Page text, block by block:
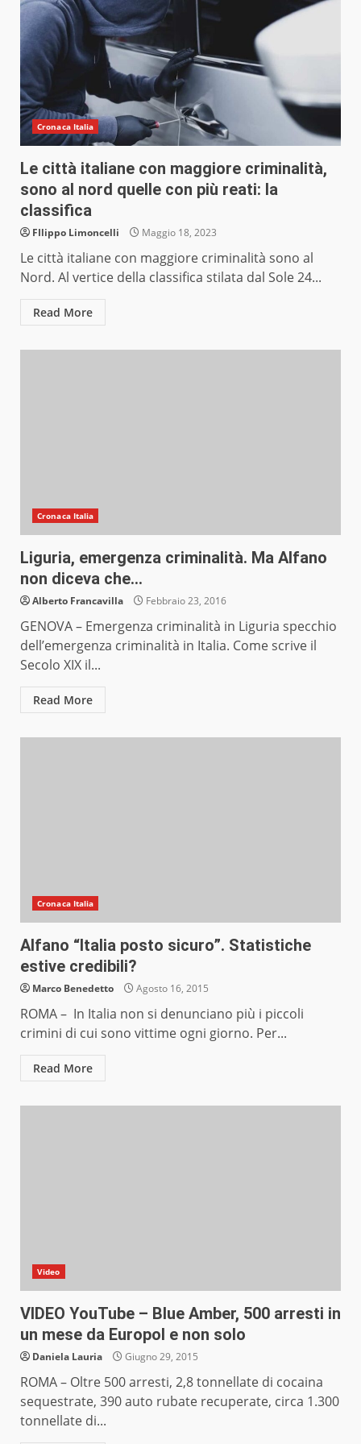
Cronaca Italia
Le città italiane con maggiore criminalità,
sono al nord quelle con più reati: la
classifica
FIlippo Limoncelli Maggio 18, 2023
Le città italiane con maggiore criminalità sono al
Nord. Al vertice della classifica stilata dal Sole 24...
Read More
Cronaca Italia
Liguria, emergenza criminalità. Ma Alfano
non diceva che…
Alberto Francavilla Febbraio 23, 2016
GENOVA – Emergenza criminalità in Liguria specchio
dell’emergenza criminalità in Italia. Come scrive il
Secolo XIX il...
Read More
Cronaca Italia
Alfano “Italia posto sicuro”. Statistiche
estive credibili?
Marco Benedetto Agosto 16, 2015
ROMA – In Italia non si denunciano più i piccoli
crimini di cui sono vittime ogni giorno. Per...
Read More
Video
VIDEO YouTube – Blue Amber, 500 arresti in
un mese da Europol e non solo
Daniela Lauria Giugno 29, 2015
ROMA – Oltre 500 arresti, 2,8 tonnellate di cocaina
sequestrate, 390 auto rubate recuperate, circa 1.300
tonnellate di...